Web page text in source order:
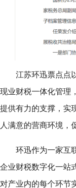
江苏环迅票点点
现业财税一体化管理
提供有力的支撑，实
人满意的营商环境，
环迅作为一家互
企业财税数字化一站
对产业内的每个环节